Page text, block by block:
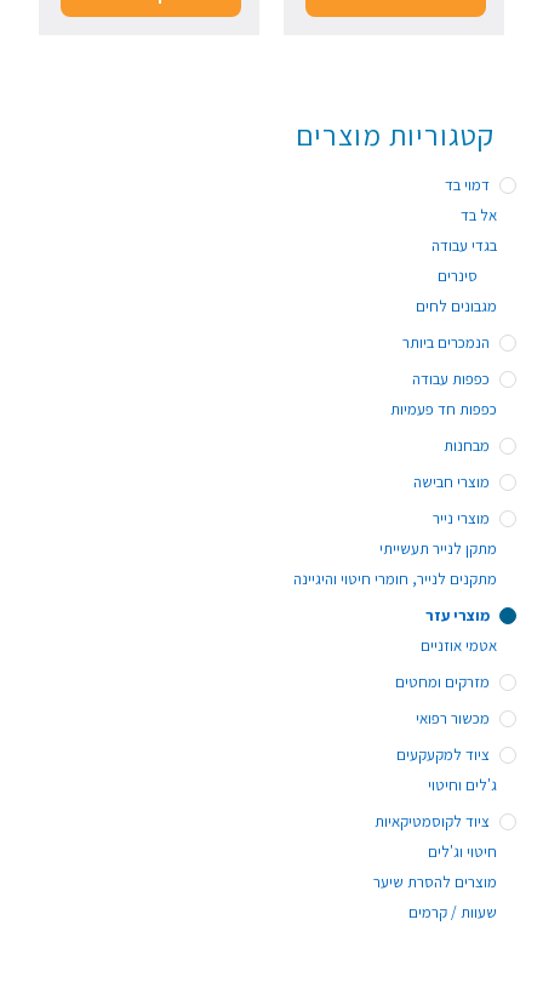
קטגוריות מוצרים
דמוי בד
אל בד
בגדי עבודה
סינרים
מגבונים לחים
הנמכרים ביותר
כפפות עבודה
כפפות חד פעמיות
מבחנות
מוצרי חבישה
מוצרי נייר
מתקן לנייר תעשייתי
מתקנים לנייר, חומרי חיטוי והיגיינה
מוצרי עזר
אטמי אוזניים
מזרקים ומחטים
מכשור רפואי
ציוד למקעקעים
ג'לים וחיטוי
ציוד לקוסמטיקאיות
חיטוי וג'לים
מוצרים להסרת שיער
שעוות / קרמים